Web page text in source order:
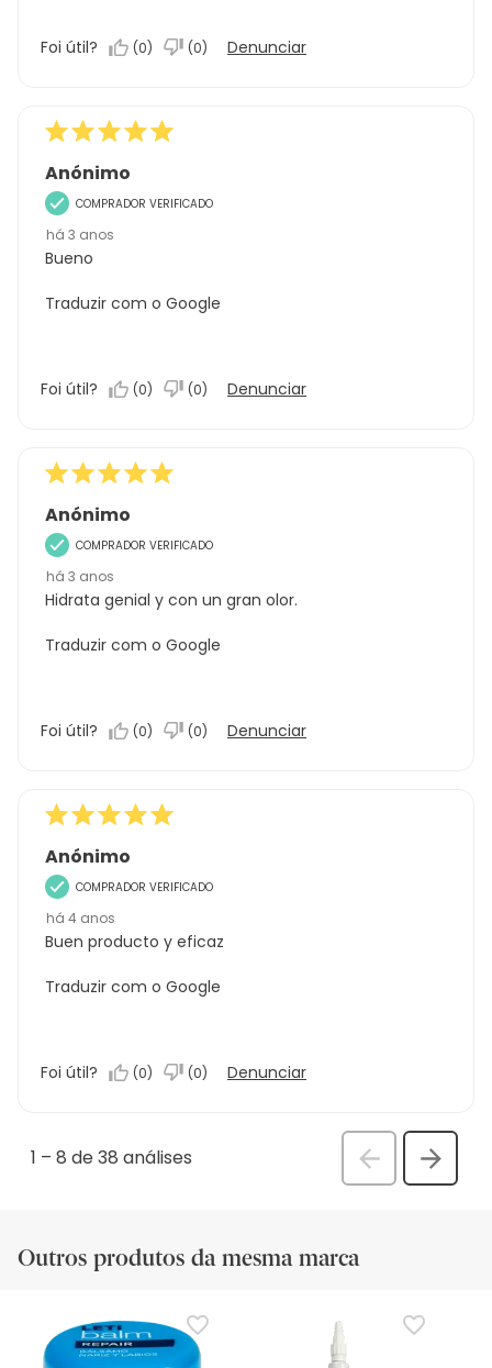
Foi útil? (0) (0) Denunciar
Anónimo
COMPRADOR VERIFICADO
há 3 anos
Bueno
Traduzir com o Google
Foi útil? (0) (0) Denunciar
Anónimo
COMPRADOR VERIFICADO
há 3 anos
Hidrata genial y con un gran olor.
Traduzir com o Google
Foi útil? (0) (0) Denunciar
Anónimo
COMPRADOR VERIFICADO
há 4 anos
Buen producto y eficaz
Traduzir com o Google
Foi útil? (0) (0) Denunciar
1 – 8 de 38 análises
Anterior
Outros produtos da mesma marca